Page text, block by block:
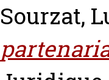
Sourzat,